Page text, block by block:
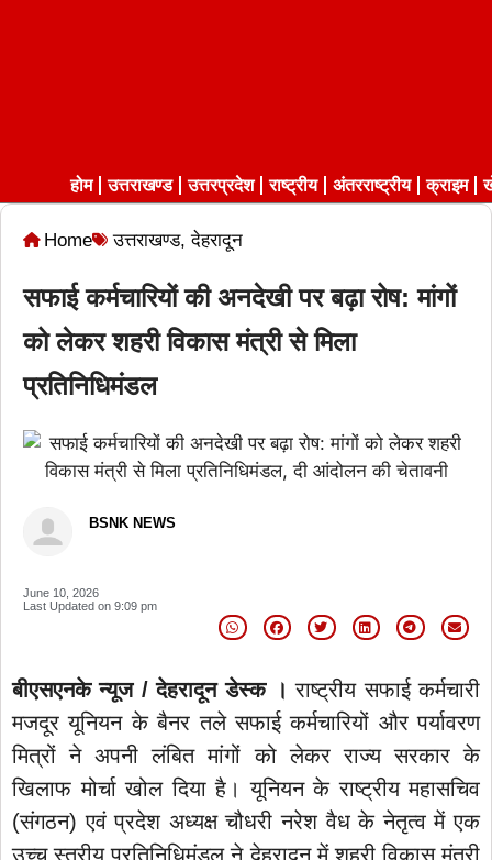
होम उत्तराखण्ड उत्तरप्रदेश राष्ट्रीय अंतरराष्ट्रीय क्राइम
Home उत्तराखण्ड,देहरादून
सफाई कर्मचारियों की अनदेखी पर बढ़ा रोष: मांगों
को लेकर शहरी विकास मंत्री से मिला
प्रतिनिधिमंडल
BSNK NEWS
June 10, 2026
Last Updated on 9:09 pm
बीएसएनके न्यूज / देहरादून डेस्क । राष्ट्रीय सफाई कर्मचारी
मजदूर यूनियन के बैनर तले सफाई कर्मचारियों और पर्यावरण
मित्रों ने अपनी लंबित मांगों को लेकर राज्य सरकार के
खिलाफ मोर्चा खोल दिया है। यूनियन के राष्ट्रीय महासचिव
(संगठन) एवं प्रदेश अध्यक्ष चौधरी नरेश वैध के नेतृत्व में एक
उच्च स्तरीय प्रतिनिधिमंडल ने देहरादून में शहरी विकास मंत्री